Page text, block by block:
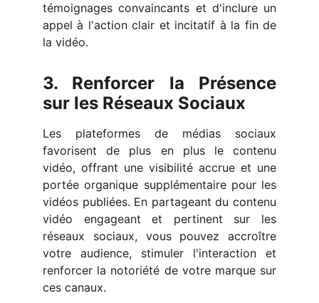
témoignages convaincants et d'inclure un
appel à l'action clair et incitatif à la fin de
la vidéo.
3. Renforcer la Présence
sur les Réseaux Sociaux
Les plateformes de médias sociaux
favorisent de plus en plus le contenu
vidéo, offrant une visibilité accrue et une
portée organique supplémentaire pour les
vidéos publiées. En partageant du contenu
vidéo engageant et pertinent sur les
réseaux sociaux, vous pouvez accroître
votre audience, stimuler l'interaction et
renforcer la notoriété de votre marque sur
ces canaux.